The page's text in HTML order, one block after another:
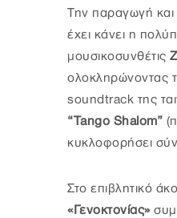
Την παραγωγή
έχει κάνει η
μουσικοσυνθέτις
ολοκληρώνοντας
soundtrack της
“Tango Shalom”
κυκλοφορήσει
Στο επιβλητικό
«Γενοκτονίας»